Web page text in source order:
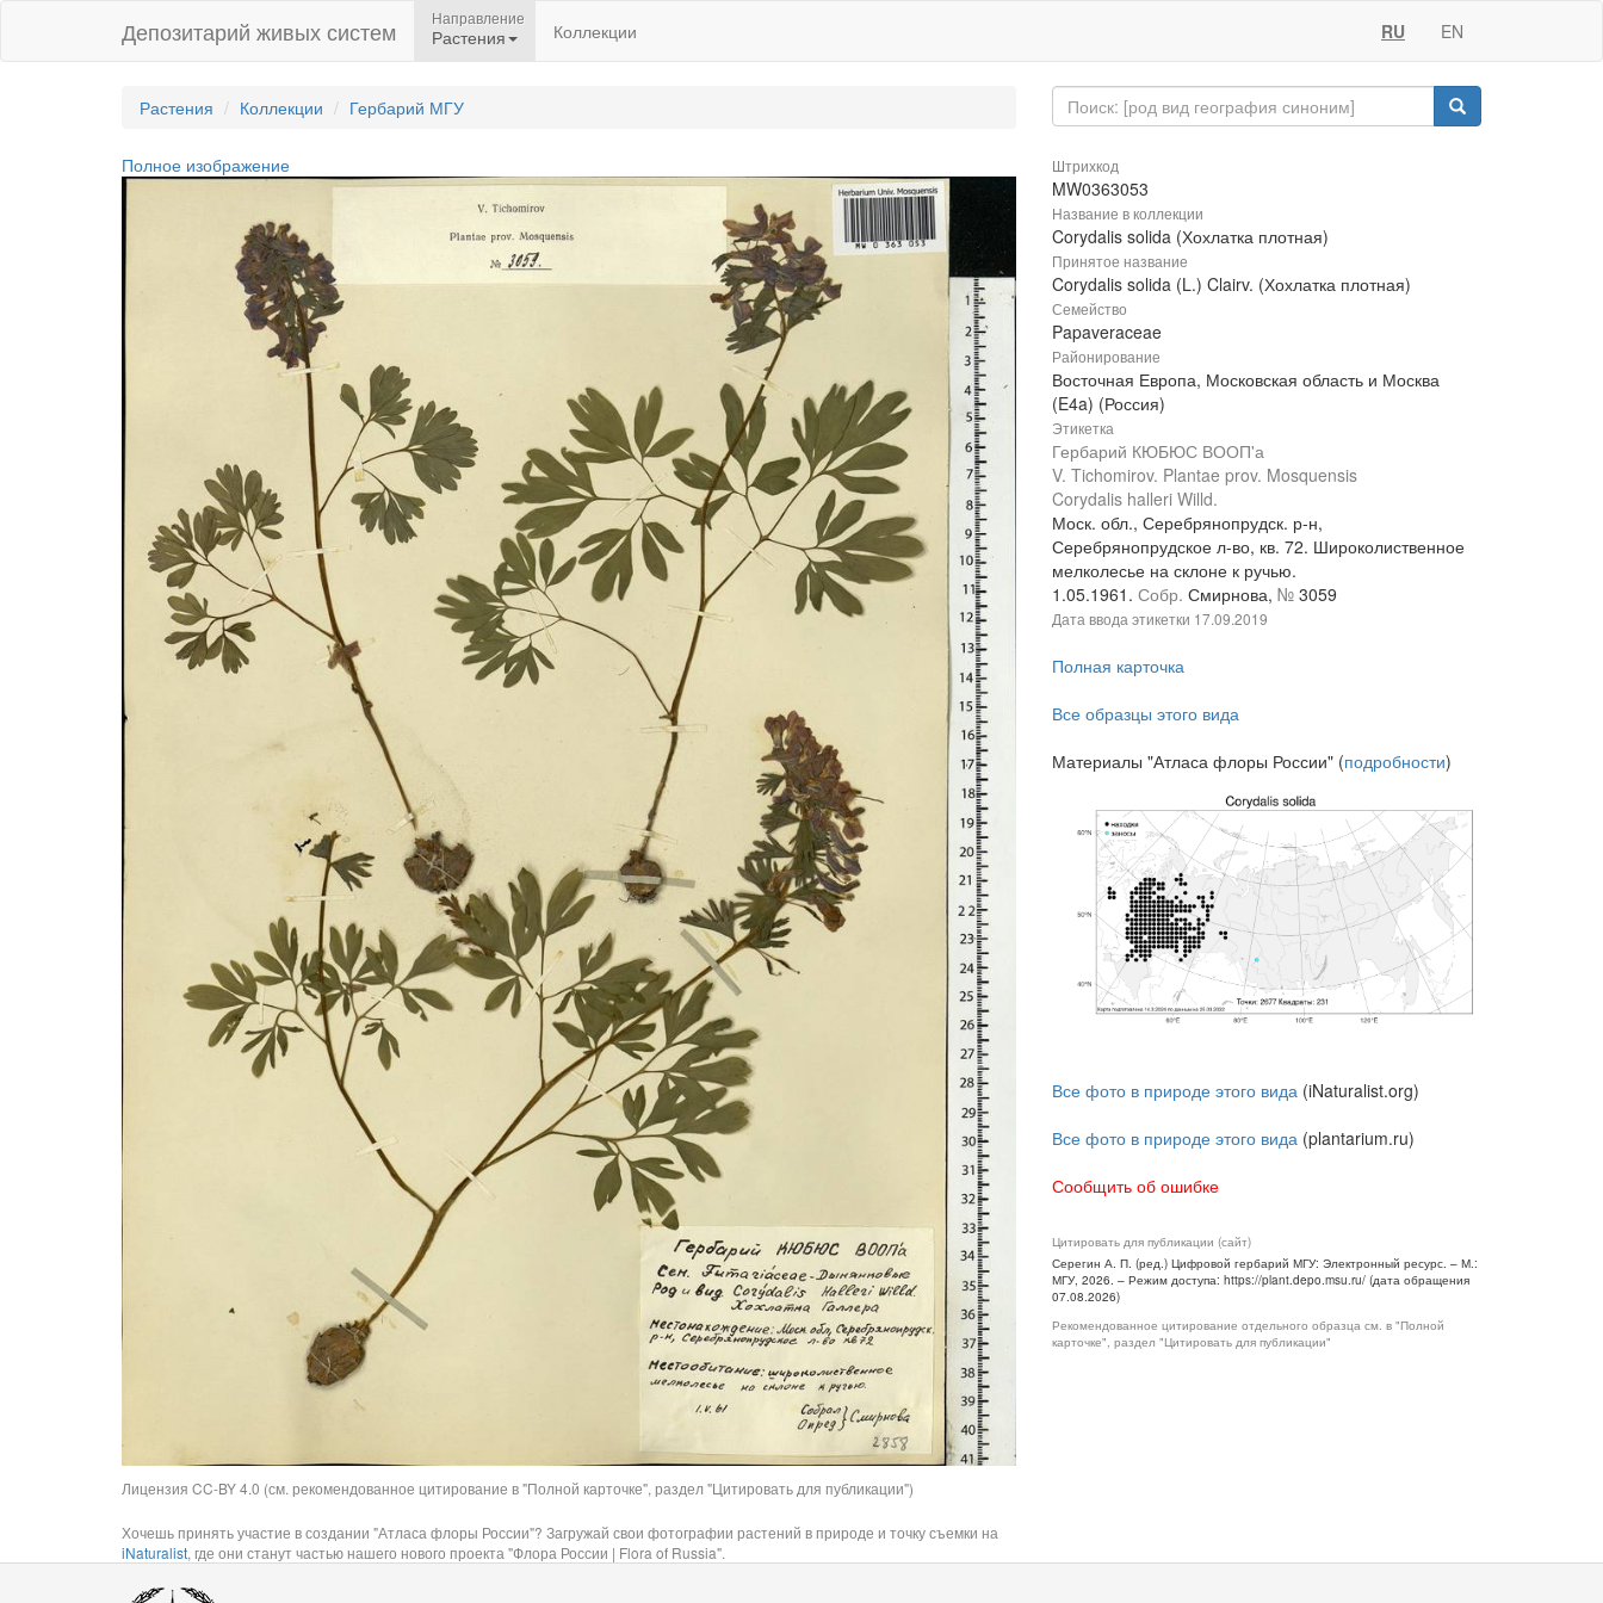
Депозитарий живых систем Направление
Растения Коллекции RU EN
Растения Коллекции Гербарий МГУ
Полное изображение
Лицензия CC-BY 4.0 (см. рекомендованное цитирование в "Полной карточке", раздел "Цитировать для публикации")
Хочешь принять участие в создании "Атласа флоры России"? Загружай свои фотографии растений в природе и точку съемки на
iNaturalist, где они станут частью нашего нового проекта "Флора России | Flora of Russia".
Штрихкод
MW0363053
Название в коллекции
Corydalis solida (Хохлатка плотная)
Принятое название
Corydalis solida (L.) Clairv. (Хохлатка плотная)
Семейство
Papaveraceae
Районирование
Восточная Европа, Московская область и Москва
(E4a) (Россия)
Этикетка
Гербарий КЮБЮС ВООП'а
V. Tichomirov. Plantae prov. Mosquensis
Corydalis halleri Willd.
Моск. обл., Серебрянопрудск. р-н,
Серебрянопрудское л-во, кв. 72. Широколиственное
мелколесье на склоне к ручью.
1.05.1961. Собр. Смирнова, № 3059
Дата ввода этикетки 17.09.2019
Полная карточка
Все образцы этого вида
Материалы "Атласа флоры России" (подробности)
Все фото в природе этого вида (iNaturalist.org)
Все фото в природе этого вида (plantarium.ru)
Сообщить об ошибке
Цитировать для публикации (сайт)
Серегин А. П. (ред.) Цифровой гербарий МГУ: Электронный ресурс. – М.:
МГУ, 2026. – Режим доступа: https://plant.depo.msu.ru/ (дата обращения
07.08.2026)
Рекомендованное цитирование отдельного образца см. в "Полной
карточке", раздел "Цитировать для публикации"